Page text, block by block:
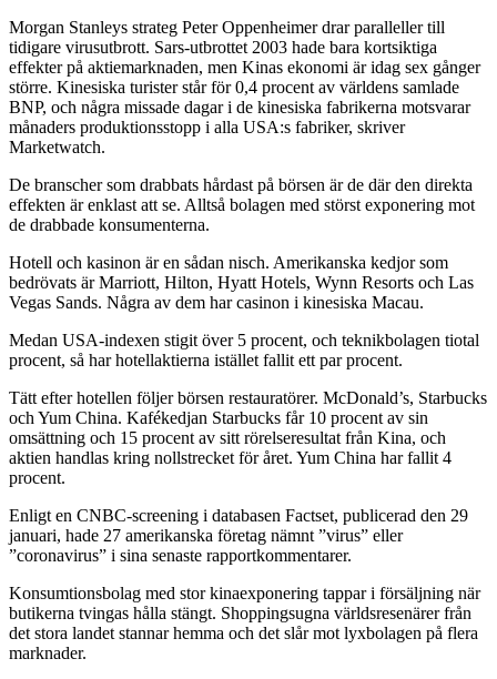
Morgan Stanleys strateg Peter Oppenheimer drar paralleller till
tidigare virusutbrott. Sars-utbrottet 2003 hade bara kortsiktiga
effekter på aktiemarknaden, men Kinas ekonomi är idag sex gånger
större. Kinesiska turister står för 0,4 procent av världens samlade
BNP, och några missade dagar i de kinesiska fabrikerna motsvarar
månaders produktionsstopp i alla USA:s fabriker, skriver
Marketwatch.
De branscher som drabbats hårdast på börsen är de där den direkta
effekten är enklast att se. Alltså bolagen med störst exponering mot
de drabbade konsumenterna.
Hotell och kasinon är en sådan nisch. Amerikanska kedjor som
bedrövats är Marriott, Hilton, Hyatt Hotels, Wynn Resorts och Las
Vegas Sands. Några av dem har casinon i kinesiska Macau.
Medan USA-indexen stigit över 5 procent, och teknikbolagen tiotal
procent, så har hotellaktierna istället fallit ett par procent.
Tätt efter hotellen följer börsen restauratörer. McDonald’s, Starbucks
och Yum China. Kafékedjan Starbucks får 10 procent av sin
omsättning och 15 procent av sitt rörelseresultat från Kina, och
aktien handlas kring nollstrecket för året. Yum China har fallit 4
procent.
Enligt en CNBC-screening i databasen Factset, publicerad den 29
januari, hade 27 amerikanska företag nämnt ”virus” eller
”coronavirus” i sina senaste rapportkommentarer.
Konsumtionsbolag med stor kinaexponering tappar i försäljning när
butikerna tvingas hålla stängt. Shoppingsugna världsresenärer från
det stora landet stannar hemma och det slår mot lyxbolagen på flera
marknader.